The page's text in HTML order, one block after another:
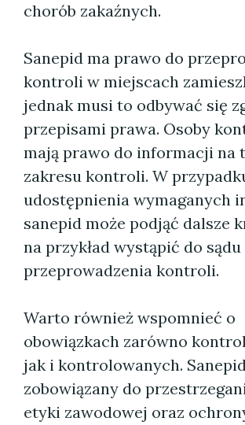
chorób zakaźnych.
Sanepid ma prawo do
kontroli w miejscach
jednak musi to odbywać się
przepisami prawa. Osoby
mają prawo do informacji na
zakresu kontroli. W
udostępnienia wymaganych
sanepid może podjąć dalsze
na przykład wystąpić do sądu
przeprowadzenia kontroli.
Warto również wspomnieć o
obowiązkach zarówno
jak i kontrolowanych.
zobowiązany do
etyki zawodowej oraz